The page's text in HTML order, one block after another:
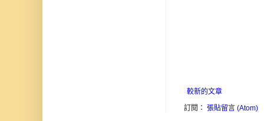
較新的文章
訂閱： 張貼留言 (Atom)